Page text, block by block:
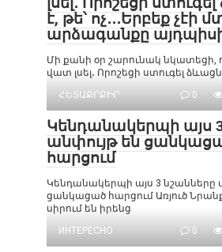
է, թե՝ ոչ․․․Երբեք չէի
արձագանքը
Մի քանի օր շարունակ նկատեցի,
վատ լսել․ Որոշեցի ստուգել
ՀԵՏԱՔՐՔԻՐ
0
Կենդանակերպի այս
անփույթ են
հարցում
Կենդանակերպի այս 3 նշանները
ցանկացած հարցում Առյուծ
սիրում են իրենց
ИНТЕРЕСНО
0